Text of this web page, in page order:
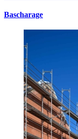
Bascharage